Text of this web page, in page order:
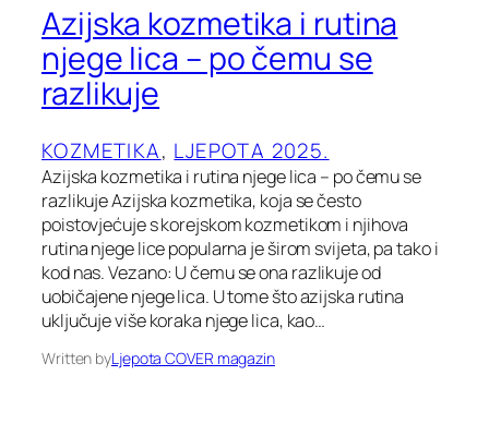
Azijska kozmetika i rutina
njege lica – po čemu se
razlikuje
KOZMETIKA, LJEPOTA 2025.
Azijska kozmetika i rutina njege lica – po čemu se
razlikuje Azijska kozmetika, koja se često
poistovjećuje s korejskom kozmetikom i njihova
rutina njege lice popularna je širom svijeta, pa tako i
kod nas. Vezano: U čemu se ona razlikuje od
uobičajene njege lica. U tome što azijska rutina
uključuje više koraka njege lica, kao…
Written byLjepota COVER magazin